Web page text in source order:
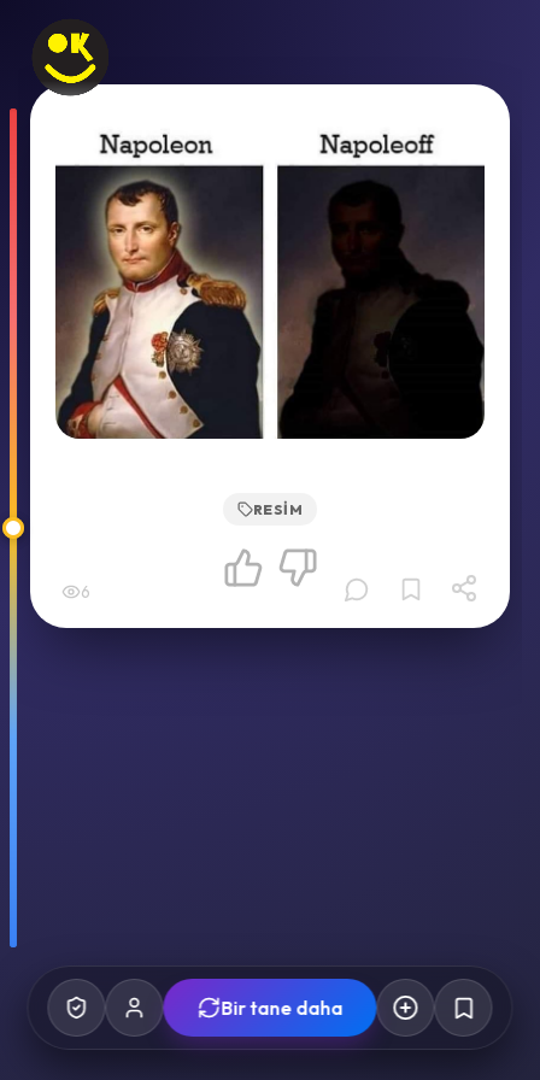
RESIM
6
Bir tane daha